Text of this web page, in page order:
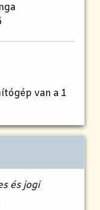
van a 1
és jogi